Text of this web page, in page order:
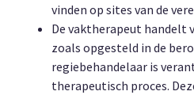
vinden op sites van de
De vaktherapeut handelt
zoals opgesteld in de
regiebehandelaar is
therapeutisch proces.